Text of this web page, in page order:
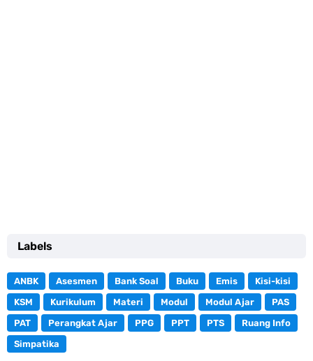
Labels
ANBK Asesmen Bank Soal Buku Emis
Kisi-kisi
KSM
Kurikulum Materi Modul Modul Ajar
PAS
PAT
Perangkat Ajar PPG PPT PTS
Ruang Info
Simpatika